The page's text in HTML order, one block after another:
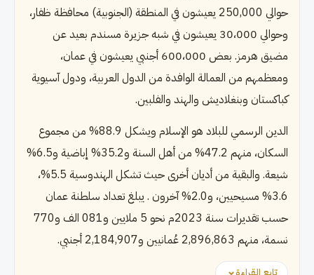
حوالي 250,000 يعيشون في المنطقة (الجنوبية) محافظة ظفار،
وحوالي 30،000 يعيشون في شبه جزيرة مسندم بعيد عن
مضيق هرمز. بعض 600،000 أجنبي يعيشون في عمان،
ومعظمهم من العمالة الوافدة من الدول العربية، ودول آسيوية
كباكستان وبنغلاديش والهند والفلبين.
الدين الرسمي للبلاد هو الإسلام ويشكل 88.9% من مجموع
السكان، منهم 47.2% من أهل السنة و35.2% إباضية و6.5%
شيعة. والبقية من أديان أخرى حيث تشكل الهندوسية 5.5%،
3.6% مسيحيين، و2.0% آخرون . يبلغ تعداد سلطنة عمان
حسب تقديرات سنة 2023م نحو 5 ملايين و081 الف و770
نسمة، منهم 2,896,863 عُمانيين و2,184,907 أجنبي.